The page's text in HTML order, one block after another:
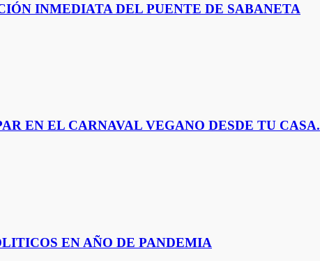
INMEDIATA DEL PUENTE DE SABANETA
EN EL CARNAVAL VEGANO DESDE TU CASA.
EN AÑO DE PANDEMIA